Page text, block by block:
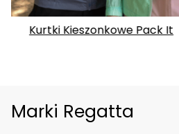
Kurtki Kieszonkowe Pack It
Marki Regatta